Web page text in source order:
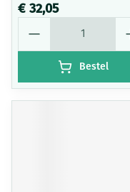
€ 32,05
Bestel